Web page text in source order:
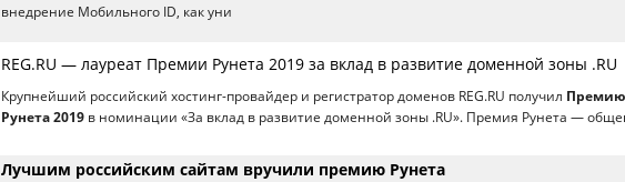
внедрение Мобильного ID, как уни
REG.RU — лауреат Премии Рунета 2019 за вклад в развитие доменной зоны .RU
Крупнейший российский хостинг-провайдер и регистратор доменов REG.RU получил Премию
Рунета 2019 в номинации «За вклад в развитие доменной зоны .RU». Премия Рунета —
Лучшим российским сайтам вручили премию Рунета